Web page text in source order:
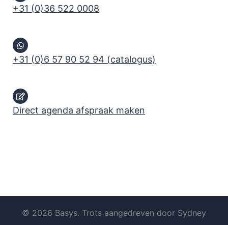
+31 (0)36 522 0008
+31 (0)6 57 90 52 94 (catalogus)
Direct agenda afspraak maken
© 2026 Basys. Trots aangedreven door Sydney